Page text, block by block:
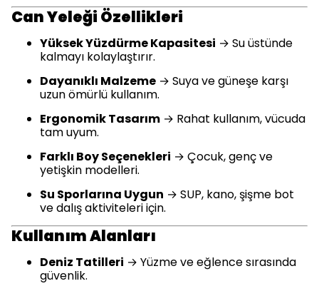
Can Yeleği Özellikleri
Yüksek Yüzdürme Kapasitesi → Su üstünde
kalmayı kolaylaştırır.
Dayanıklı Malzeme → Suya ve güneşe karşı
uzun ömürlü kullanım.
Ergonomik Tasarım → Rahat kullanım, vücuda
tam uyum.
Farklı Boy Seçenekleri → Çocuk, genç ve
yetişkin modelleri.
Su Sporlarına Uygun → SUP, kano, şişme bot
ve dalış aktiviteleri için.
Kullanım Alanları
Deniz Tatilleri → Yüzme ve eğlence sırasında
güvenlik.